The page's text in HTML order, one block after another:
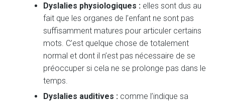
Dyslalies physiologiques : elles sont dus au
fait que les organes de l’enfant ne sont pas
suffisamment matures pour articuler certains
mots. C’est quelque chose de totalement
normal et dont il n’est pas nécessaire de se
préoccuper si cela ne se prolonge pas dans le
temps.
Dyslalies auditives : comme l’indique sa